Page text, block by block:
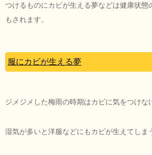
つけるものにカビが生える夢などは健康状態
もされます。
服にカビが生える夢
ジメジメした梅雨の時期はカビに気をつけな
湿気が多いと洋服などにもカビが生えてしま